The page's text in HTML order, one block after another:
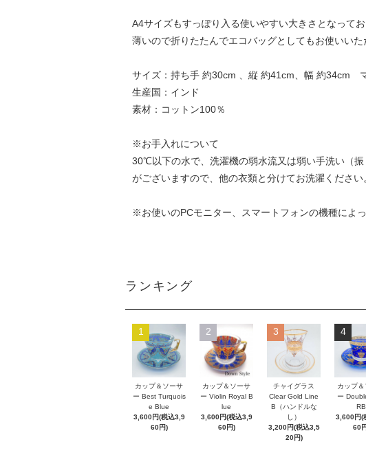
A4サイズもすっぽり入る使いやすい大きさとなってお
薄いので折りたたんでエコバッグとしてもお使いいた
サイズ：持ち手 約30cm 、縦 約41cm、幅 約34cm
生産国：インド
素材：コットン100％
※お手入れについて
30℃以下の水で、洗濯機の弱水流又は弱い手洗い（
がございますので、他の衣類と分けてお洗濯ください
※お使いのPCモニター、スマートフォンの機種によ
ランキング
1
カップ＆ソーサ
ー Best Turquois
e Blue
3,600円(税込3,9
60円)
2
カップ＆ソーサ
ー Violin Royal B
lue
3,600円(税込3,9
60円)
3
チャイグラス
Clear Gold Line
B（ハンドルな
し）
3,200円(税込3,5
20円)
4
カップ
ー
RB
3,600円(
60